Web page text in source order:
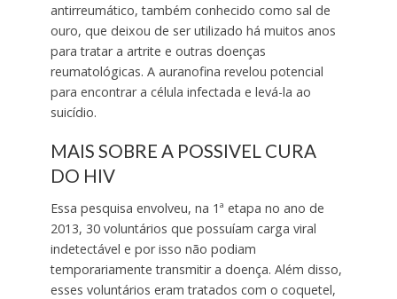
antirreumático, também conhecido como sal de
ouro, que deixou de ser utilizado há muitos anos
para tratar a artrite e outras doenças
reumatológicas. A auranofina revelou potencial
para encontrar a célula infectada e levá-la ao
suicídio.
MAIS SOBRE A POSSIVEL CURA
DO HIV
Essa pesquisa envolveu, na 1ª etapa no ano de
2013, 30 voluntários que possuíam carga viral
indetectável e por isso não podiam
temporariamente transmitir a doença. Além disso,
esses voluntários eram tratados com o coquetel,